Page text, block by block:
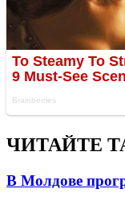
ЧИТАЙТЕ
В Молдове